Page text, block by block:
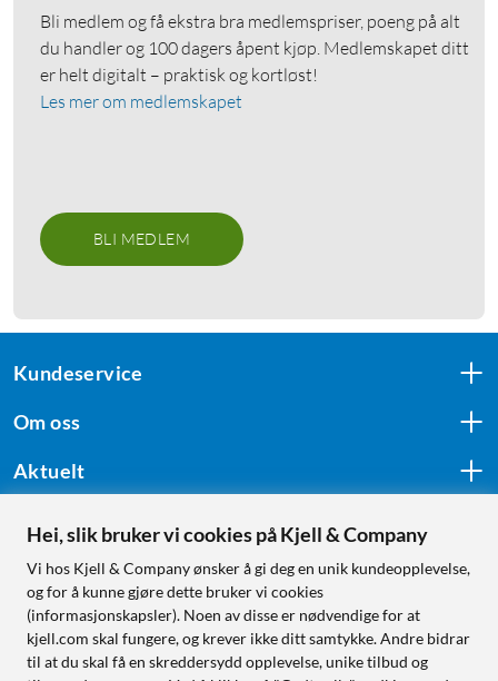
Bli medlem og få ekstra bra medlemspriser, poeng på alt
du handler og 100 dagers åpent kjøp. Medlemskapet ditt
er helt digitalt – praktisk og kortløst!
Les mer om medlemskapet
BLI MEDLEM
Kundeservice
Om oss
Aktuelt
Følg oss
Handle fra:
Hei, slik bruker vi cookies på Kjell & Company
Vi hos Kjell & Company ønsker å gi deg en unik kundeopplevelse,
og for å kunne gjøre dette bruker vi cookies
(informasjonskapsler). Noen av disse er nødvendige for at
kjell.com skal fungere, og krever ikke ditt samtykke. Andre bidrar
til at du skal få en skreddersydd opplevelse, unike tilbud og